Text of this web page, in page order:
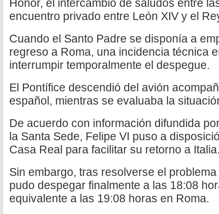
Honor, el intercambio de saludos entre
encuentro privado entre León XIV y el
Cuando el Santo Padre se disponía a
regreso a Roma, una incidencia técnica
interrumpir temporalmente el despegue.
El Pontífice descendió del avión
español, mientras se evaluaba la
De acuerdo con información difundida
la Santa Sede, Felipe VI puso a
Casa Real para facilitar su retorno a
Sin embargo, tras resolverse el
pudo despegar finalmente a las 18:08
equivalente a las 19:08 horas en Roma.